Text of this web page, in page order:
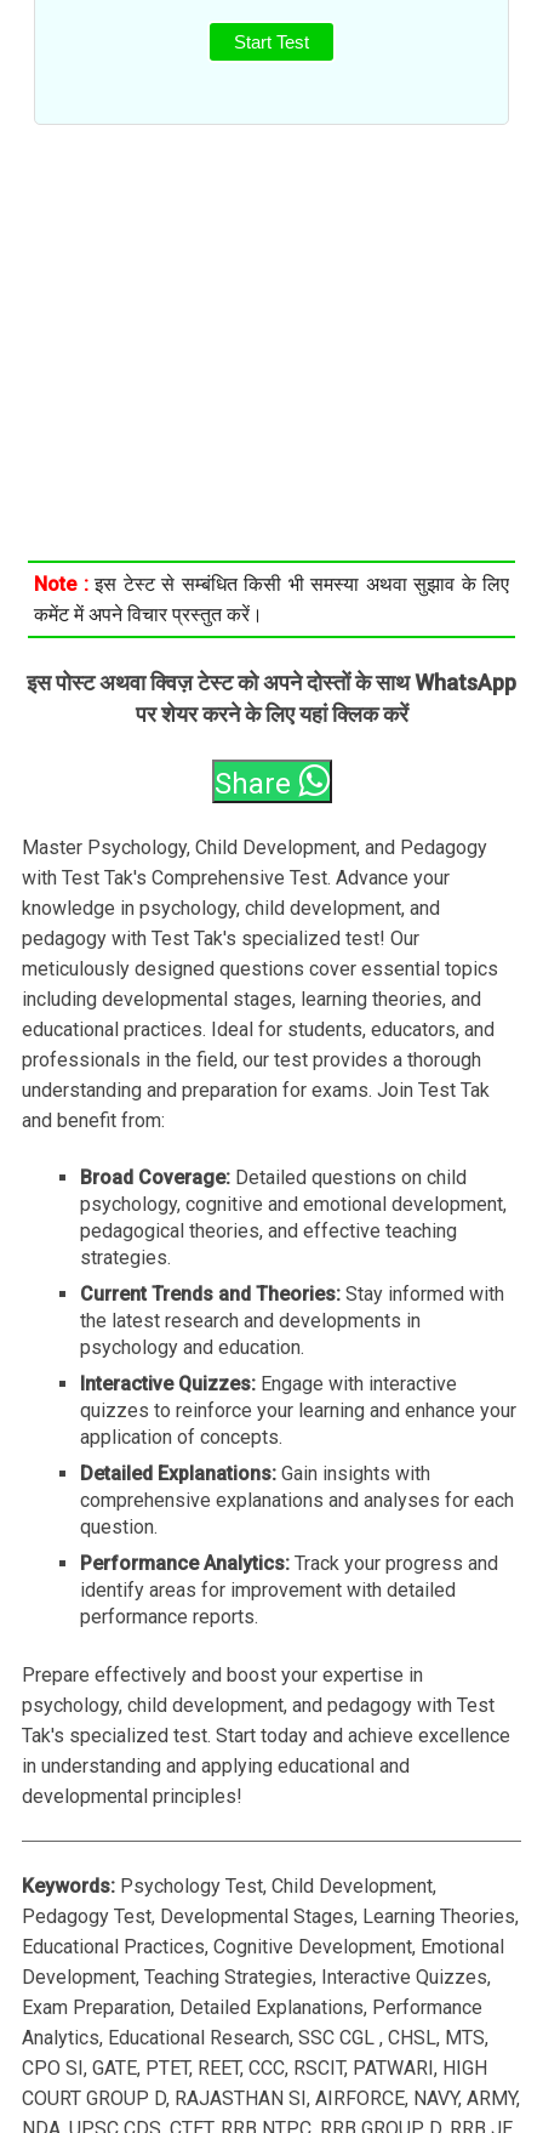
Start Test
Note :इस टेस्ट से सम्बंधित किसी भी समस्या अथवा सुझाव के लिए
कमेंट में अपने विचार प्रस्तुत करें।
इस पोस्ट अथवा क्विज़ टेस्ट को अपने दोस्तों के साथ WhatsApp
पर शेयर करने के लिए यहां क्लिक करें
Share
Master Psychology, Child Development, and Pedagogy
with Test Tak's Comprehensive Test. Advance your
knowledge in psychology, child development, and
pedagogy with Test Tak's specialized test! Our
meticulously designed questions cover essential topics
including developmental stages, learning theories, and
educational practices. Ideal for students, educators, and
professionals in the field, our test provides a thorough
understanding and preparation for exams. Join Test Tak
and benefit from:
Broad Coverage: Detailed questions on child
psychology, cognitive and emotional development,
pedagogical theories, and effective teaching
strategies.
Current Trends and Theories: Stay informed with
the latest research and developments in
psychology and education.
Interactive Quizzes: Engage with interactive
quizzes to reinforce your learning and enhance your
application of concepts.
Detailed Explanations: Gain insights with
comprehensive explanations and analyses for each
question.
Performance Analytics: Track your progress and
identify areas for improvement with detailed
performance reports.
Prepare effectively and boost your expertise in
psychology, child development, and pedagogy with Test
Tak's specialized test. Start today and achieve excellence
in understanding and applying educational and
developmental principles!
Keywords: Psychology Test, Child Development,
Pedagogy Test, Developmental Stages, Learning Theories,
Educational Practices, Cognitive Development, Emotional
Development, Teaching Strategies, Interactive Quizzes,
Exam Preparation, Detailed Explanations, Performance
Analytics, Educational Research, SSC CGL , CHSL, MTS,
CPO SI, GATE, PTET, REET, CCC, RSCIT, PATWARI, HIGH
COURT GROUP D, RAJASTHAN SI, AIRFORCE, NAVY, ARMY,